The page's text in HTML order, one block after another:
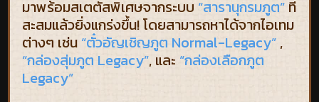
มาพร้อมสเตตัสพิเศษจากระบบ “สารานุกรมภูต” ที่
สะสมแล้วยิ่งแกร่งขึ้น! โดยสามารถหาได้จากไอเทม
ต่างๆ เช่น “ตั๋วอัญเชิญภูต Normal-Legacy” ,
“กล่องสุ่มภูต Legacy”, และ “กล่องเลือกภูต
Legacy”